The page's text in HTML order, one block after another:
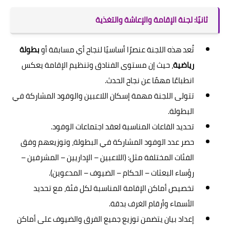
ثانيًا: لجنة الإقامة والإعاشة والتغذية
تُعد هذه اللجنة عنصرًا أساسيًا لنجاح أي مسابقة أوبطولة
رياضية، حيث إن مستوى الفنادق وتنظيم الإقامة يعكس
انطباعًا مهمًا عن نجاح الحدث.
تتولى اللجنة مهمة إسكان اللاعبين والوفود المشاركة في
البطولة.
تحديد القاعات المناسبة لعقد اجتماعات الوفود.
حصر عدد الوفود المشاركة في البطولة، وتوزيعهم وفق
الفئات المختلفة مثل: (اللاعبين – الإداريين – المشرفين –
رؤساء البعثات – الحكام – الضيوف – المدعوين).
تخصيص أماكن الإقامة المناسبة لكل فئة، مع تحديد
الأسماء وأرقام الغرف بدقة.
إعداد بيان يتضمن توزيع جميع الفرق والضيوف على أماكن